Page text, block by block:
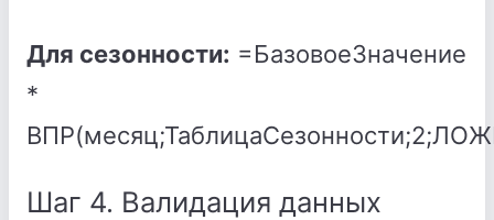
Для сезонности: =БазовоеЗначение
*
Шаг 4. Валидация данных